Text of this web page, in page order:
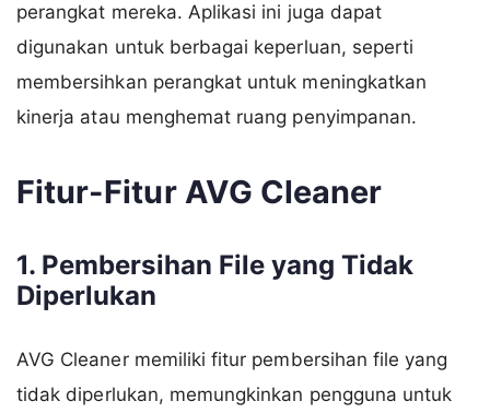
perangkat mereka. Aplikasi ini juga dapat
digunakan untuk berbagai keperluan, seperti
membersihkan perangkat untuk meningkatkan
kinerja atau menghemat ruang penyimpanan.
Fitur-Fitur AVG Cleaner
1. Pembersihan File yang Tidak
Diperlukan
AVG Cleaner memiliki fitur pembersihan file yang
tidak diperlukan, memungkinkan pengguna untuk